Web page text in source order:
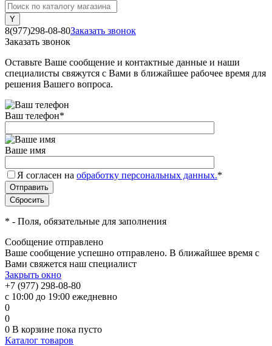
8(977)298-08-80Заказать звонок
Заказать звонок
Оставьте Ваше сообщение и контактные данные и наши
специалисты свяжутся с Вами в ближайшее рабочее время для
решения Вашего вопроса.
Ваш телефон*
Ваше имя
Я согласен на обработку персональных данных.*
* - Поля, обязательные для заполнения
Сообщение отправлено
Ваше сообщение успешно отправлено. В ближайшее время с
Вами свяжется наш специалист
Закрыть окно
+7 (977) 298-08-80
с 10:00 до 19:00 ежедневно
0
0
0 В корзине пока пусто
Каталог товаров